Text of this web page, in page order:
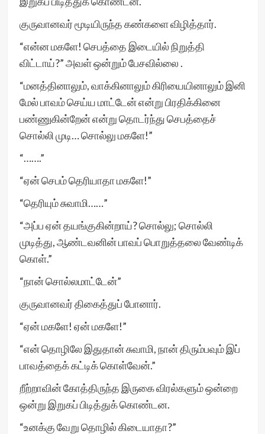
குருவானவர் மூடியிருந்த கண்களை விழித்தார்.
“என்ன மகளே! செபத்தை இடையில் நிறுத்தி
விட்டாய்?” அவள் ஒன்றும் பேசவில்லை .
“மனத்தினாலும், வாக்கினாலும் கிரியையினாலும் இனி
மேல் பாவம் செய்ய மாட்டேன் என்று பிரதிக்கினை
பண்ணுகின்றேன் என்று தொடர்ந்து செபத்தைச்
சொல்லி முடி… சொல்லு மகளே!”
“…….”
“ஏன் செபம் தெரியாதா மகளே!”
“தெரியும் சுவாமி……”
“அப்ப ஏன் தயங்குகின்றாய்? சொல்லு; சொல்லி
முடித்து, ஆண்டவனின் பாவப் பொறுத்தலை வேண்டிக்
கொள்.”
“நான் சொல்லமாட்டேன்”
குருவானவர் திகைத்துப் போனார்.
“ஏன் மகளே! ஏன் மகளே!”
“என் தொழிலே இதுதான் சுவாமி, நான் திரும்பவும் இப்
பாவத்தைக் கட்டிக் கொள்வேன்.”
றீற்றாவின் கோத்திருந்த இருகை விரல்களும் ஒன்றை
ஒன்று இறுகப் பிடித்துக் கொண்டன.
“உனக்கு வேறு தொழில் கிடையாதா?”